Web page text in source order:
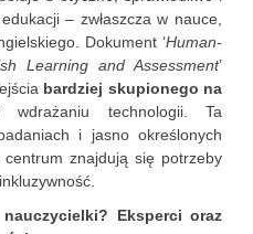
– zwłaszcza w nauce,
Dokument ‘Human-
Learning and Assessment’
bardziej skupionego na
technologii. Ta
i jasno określonych
znajdują się potrzeby
Eksperci oraz